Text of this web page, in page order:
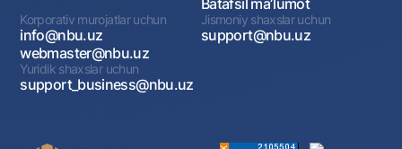
Korporativ murojatlar uchun
info@nbu.uz
webmaster@nbu.uz
Jismoniy shaxslar uchun
support@nbu.uz
Yuridik shaxslar uchun
support_business@nbu.uz